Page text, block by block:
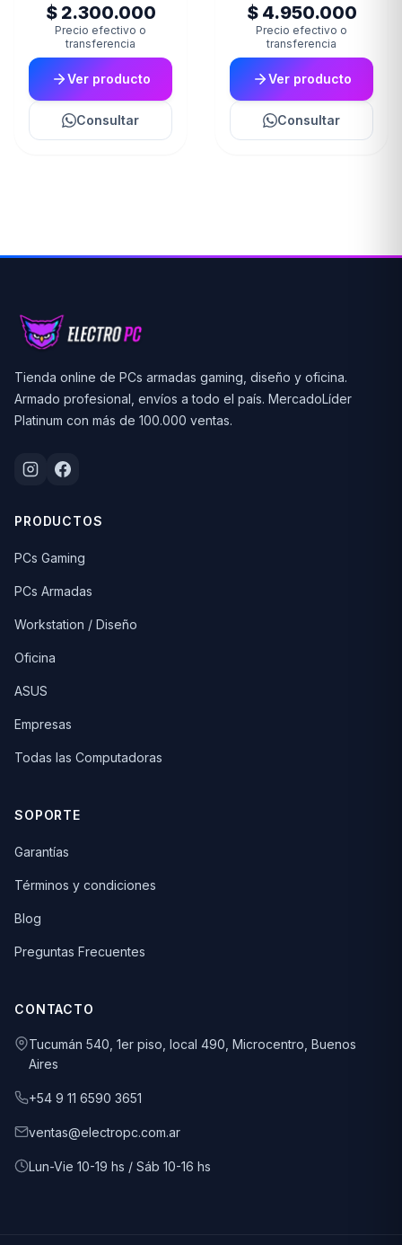
$ 2.300.000
Precio efectivo o
transferencia
Ver producto
Consultar
WATERCOOLER
$ 4.950.000
Precio efectivo o
transferencia
Ver producto
Consultar
Tienda online de PCs armadas gaming, diseño y oficina.
Armado profesional, envíos a todo el país. MercadoLíder
Platinum con más de 100.000 ventas.
PRODUCTOS
PCs Gaming
PCs Armadas
Workstation / Diseño
Oficina
ASUS
Empresas
Todas las Computadoras
SOPORTE
Garantías
Términos y condiciones
Blog
Preguntas Frecuentes
CONTACTO
Tucumán 540, 1er piso, local 490, Microcentro, Buenos
Aires
+54 9 11 6590 3651
ventas@electropc.com.ar
Lun-Vie 10-19 hs / Sáb 10-16 hs